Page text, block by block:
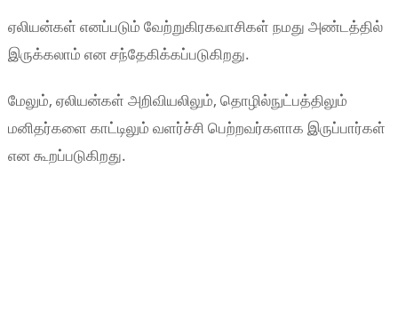
ஏலியன்கள் எனப்படும் வேற்றுகிரகவாசிகள் நமது அண்டத்தில்
இருக்கலாம் என சந்தேகிக்கப்படுகிறது.
மேலும், ஏலியன்கள் அறிவியலிலும், தொழில்நுட்பத்திலும்
மனிதர்களை காட்டிலும் வளர்ச்சி பெற்றவர்களாக இருப்பார்கள்
என கூறப்படுகிறது.